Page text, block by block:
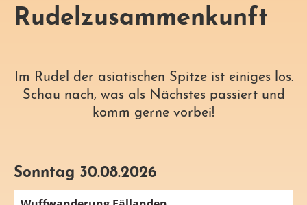
Rudelzusammenkunft
Im Rudel der asiatischen Spitze ist einiges los.
Schau nach, was als Nächstes passiert und
komm gerne vorbei!
Sonntag 30.08.2026